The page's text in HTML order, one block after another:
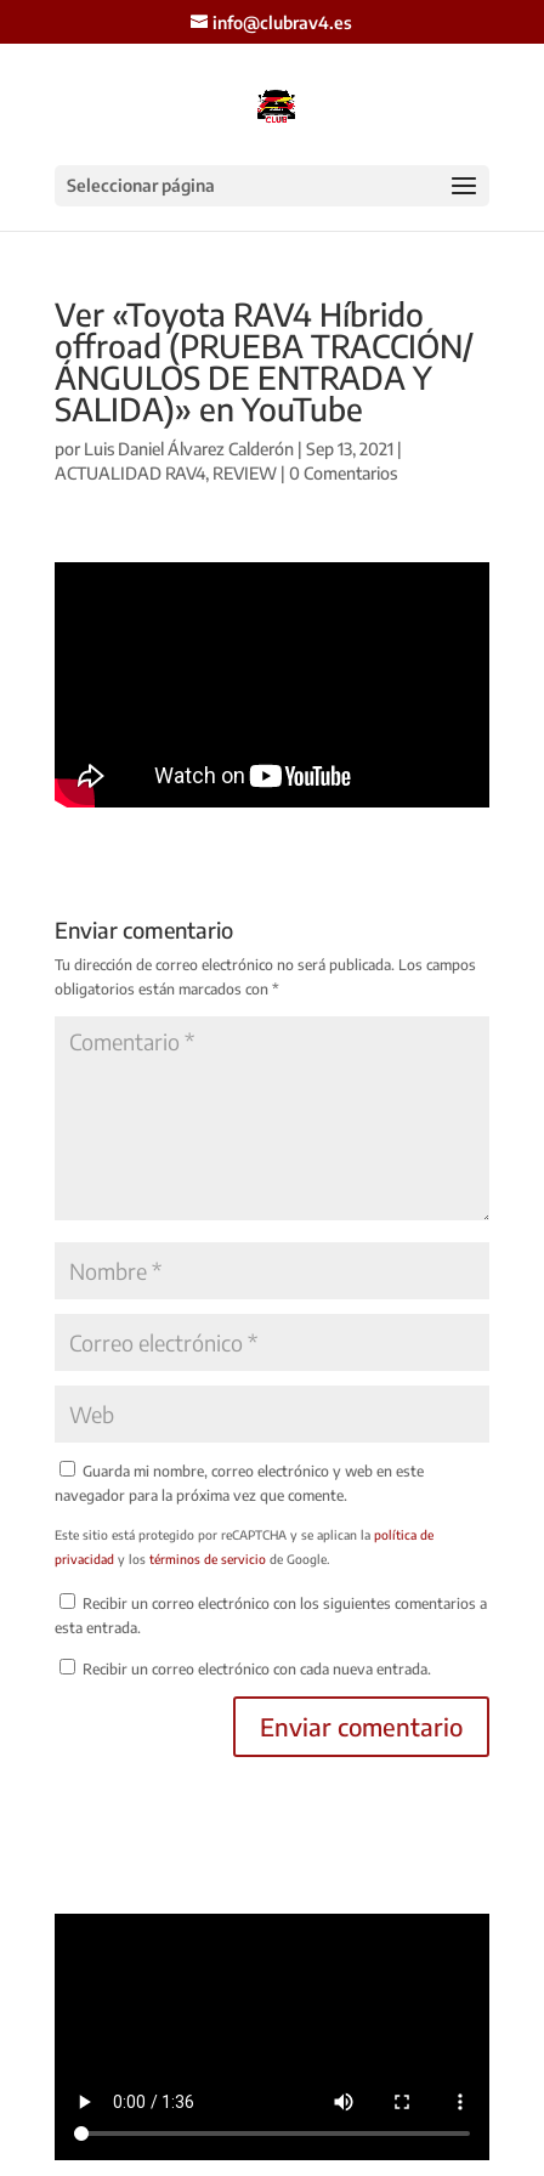
info@clubrav4.es
Seleccionar página
Ver «Toyota RAV4 Híbrido
offroad (PRUEBA TRACCIÓN/
ÁNGULOS DE ENTRADA Y
SALIDA)» en YouTube
por Luis Daniel Álvarez Calderón| Sep 13, 2021|
ACTUALIDAD RAV4, REVIEW| 0 Comentarios
Enviar comentario
Tu dirección de correo electrónico no será publicada. Los campos
obligatorios están marcados con *
Guarda mi nombre, correo electrónico y web en este
navegador para la próxima vez que comente.
Este sitio está protegido por reCAPTCHA y se aplican la política de
privacidady los términos de serviciode Google.
Recibir un correo electrónico con los siguientes comentarios a
esta entrada.
Recibir un correo electrónico con cada nueva entrada.